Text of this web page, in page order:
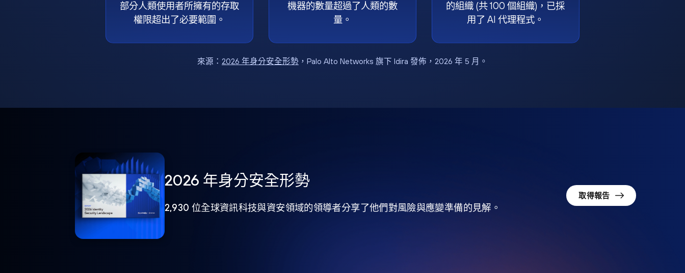
部分人類使用者所擁有的存取
權限超出了必要範圍。
機器的數量超過了人類的數
量。
的組織 (共 100 個組織)，已採
用了 AI 代理程式。
來源： 2026 年身分安全形勢，Palo Alto Networks 旗下 Idira 發佈，2026 年 5 月。
2026 年身分安全形勢
2,930 位全球資訊科技與資安領域的領導者分享了他們對風險與應變準備的見解。
取得報告